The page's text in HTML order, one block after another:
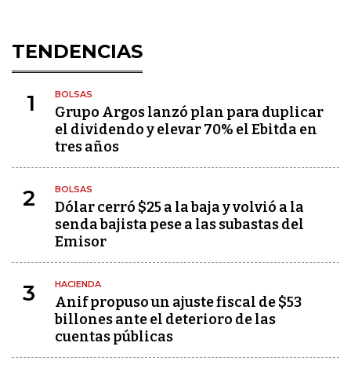
TENDENCIAS
1 BOLSAS
Grupo Argos lanzó plan para duplicar
el dividendo y elevar 70% el Ebitda en
tres años
2 BOLSAS
Dólar cerró $25 a la baja y volvió a la
senda bajista pese a las subastas del
Emisor
3 HACIENDA
Anif propuso un ajuste fiscal de $53
billones ante el deterioro de las
cuentas públicas